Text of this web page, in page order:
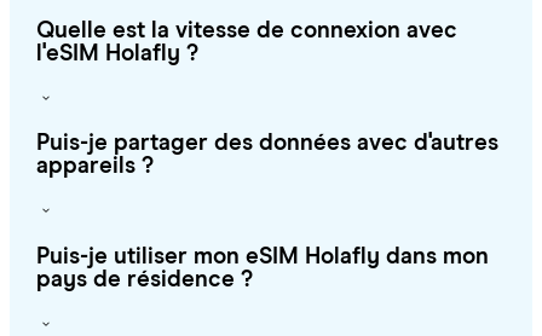
Quelle est la vitesse de connexion avec
l'eSIM Holafly ?
Puis-je partager des données avec d'autres
appareils ?
Puis-je utiliser mon eSIM Holafly dans mon
pays de résidence ?